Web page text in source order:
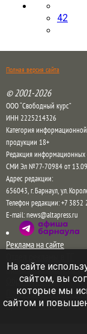
42
Полная версия сайта
© 2001-2026
ООО “Свободный курс”
ИНН 2225214326
Категория информационной
продукции 18+
Редакция информационных
СМИ Эл №77-70984 от
Адрес редакции:
656043,г. Барнаул,ул.
Телефон редакции:+7 3852
E-mail:news@altapress.ru
Реклама на сайте
Прайс на рекламу на
Обратная связь
Пользовательское
Правила
На сайте
сайтом, вы
которые мы
сайтом и